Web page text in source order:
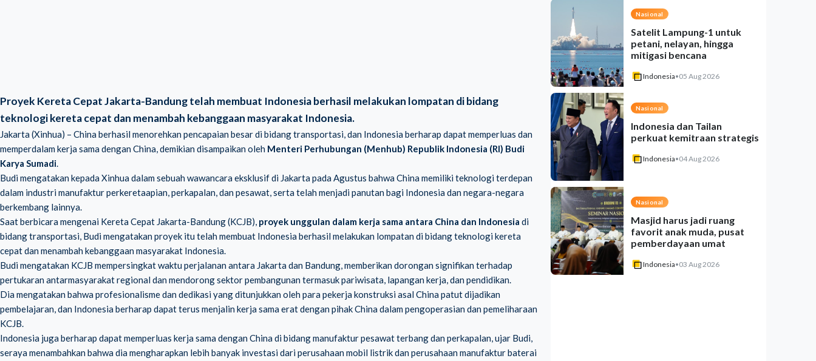
Proyek Kereta Cepat Jakarta-Bandung telah membuat Indonesia berhasil melakukan lompatan di bidang
teknologi kereta cepat dan menambah kebanggaan masyarakat Indonesia.
Jakarta (Xinhua) – China berhasil menorehkan pencapaian besar di bidang transportasi, dan Indonesia berharap dapat memperluas dan
memperdalam kerja sama dengan China, demikian disampaikan oleh Menteri Perhubungan (Menhub) Republik Indonesia (RI) Budi
Karya Sumadi.
Budi mengatakan kepada Xinhua dalam sebuah wawancara eksklusif di Jakarta pada Agustus bahwa China memiliki teknologi terdepan
dalam industri manufaktur perkeretaapian, perkapalan, dan pesawat, serta telah menjadi panutan bagi Indonesia dan negara-negara
berkembang lainnya.
Saat berbicara mengenai Kereta Cepat Jakarta-Bandung (KCJB), proyek unggulan dalam kerja sama antara China dan Indonesia di
bidang transportasi, Budi mengatakan proyek itu telah membuat Indonesia berhasil melakukan lompatan di bidang teknologi kereta
cepat dan menambah kebanggaan masyarakat Indonesia.
Budi mengatakan KCJB mempersingkat waktu perjalanan antara Jakarta dan Bandung, memberikan dorongan signifikan terhadap
pertukaran antarmasyarakat regional dan mendorong sektor pembangunan termasuk pariwisata, lapangan kerja, dan pendidikan.
Dia mengatakan bahwa profesionalisme dan dedikasi yang ditunjukkan oleh para pekerja konstruksi asal China patut dijadikan
pembelajaran, dan Indonesia berharap dapat terus menjalin kerja sama erat dengan pihak China dalam pengoperasian dan pemeliharaan
KCJB.
Indonesia juga berharap dapat memperluas kerja sama dengan China di bidang manufaktur pesawat terbang dan perkapalan, ujar Budi,
seraya menambahkan bahwa dia mengharapkan lebih banyak investasi dari perusahaan mobil listrik dan perusahaan manufaktur baterai
Nasional
Satelit Lampung-1 untuk
petani, nelayan, hingga
mitigasi bencana
Indonesia•05 Aug 2026
Nasional
Indonesia dan Tailan
perkuat kemitraan strategis
Indonesia•04 Aug 2026
Nasional
Masjid harus jadi ruang
favorit anak muda, pusat
pemberdayaan umat
Indonesia•03 Aug 2026